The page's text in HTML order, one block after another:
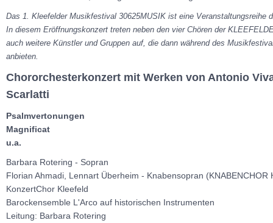
Das 1. Kleefelder Musikfestival 30625MUSIK ist eine Veranstaltungsreihe
In diesem Eröffnungskonzert treten neben den vier Chören der
auch weitere Künstler und Gruppen auf, die dann während des
anbieten.
Chororchesterkonzert mit Werken von Antonio
Scarlatti
Psalmvertonungen
Magnificat
u.a.
Barbara Rotering - Sopran
Florian Ahmadi, Lennart Überheim - Knabensopran (KNABENCHOR
KonzertChor Kleefeld
Barockensemble L'Arco auf historischen Instrumenten
Leitung: Barbara Rotering